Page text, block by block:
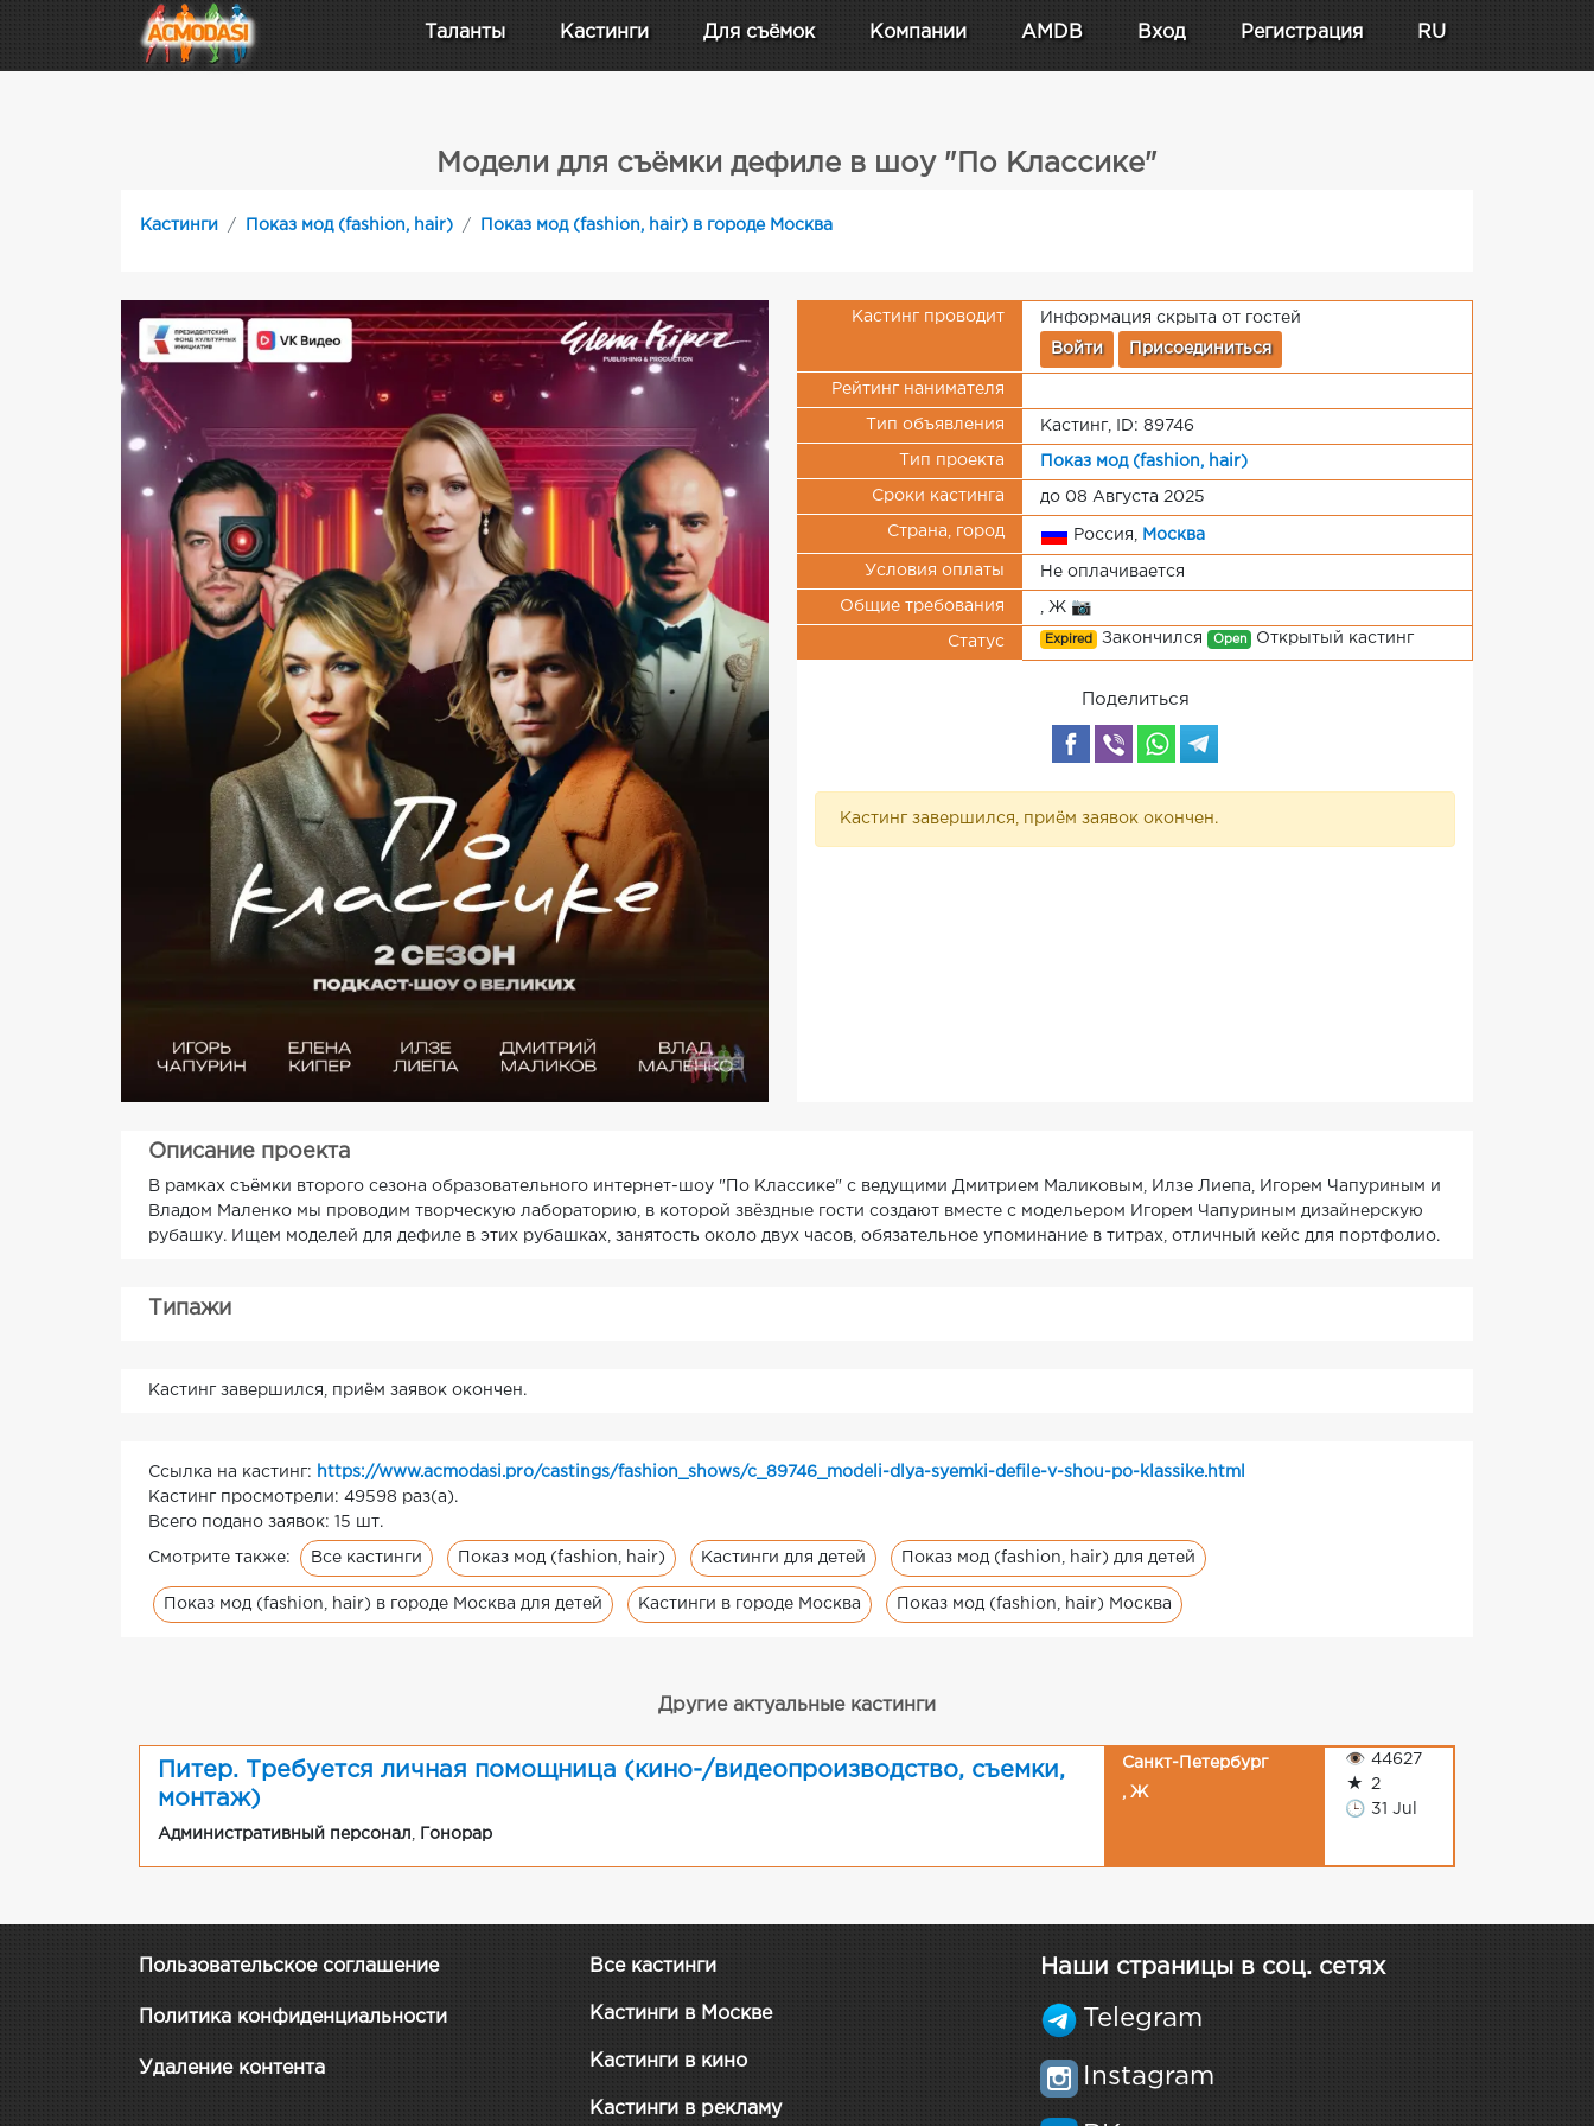
Таланты Кастинги Для съёмок Компании AMDB Вход Регистрация RU
Модели для съёмки дефиле в шоу "По Классике"
Кастинги Показ мод (fashion, hair) Показ мод (fashion, hair) в городе Москва
Кастинг проводит Информация скрыта от гостей
Войти Присоединиться
Рейтинг нанимателя
Тип объявления Кастинг, ID: 89746
Тип проекта Показ мод (fashion, hair)
Сроки кастинга до 08 Августа 2025
Страна, город Россия, Москва
Условия оплаты Не оплачивается
Общие требования , Ж 📷
Статус Expired Закончился Open Открытый кастинг
Поделиться
Кастинг завершился, приём заявок окончен.
Описание проекта
В рамках съёмки второго сезона образовательного интернет-шоу "По Классике" с ведущими Дмитрием Маликовым, Илзе Лиепа, Игорем Чапуриным и
Владом Маленко мы проводим творческую лабораторию, в которой звёздные гости создают вместе с модельером Игорем Чапуриным дизайнерскую
рубашку. Ищем моделей для дефиле в этих рубашках, занятость около двух часов, обязательное упоминание в титрах, отличный кейс для портфолио.
Типажи
Кастинг завершился, приём заявок окончен.
Ссылка на кастинг: https://www.acmodasi.pro/castings/fashion_shows/c_89746_modeli-dlya-syemki-defile-v-shou-po-klassike.html
Кастинг просмотрели: 49598 раз(а).
Всего подано заявок: 15 шт.
Смотрите также: Все кастинги Показ мод (fashion, hair) Кастинги для детей Показ мод (fashion, hair) для детей
Показ мод (fashion, hair) в городе Москва для детей Кастинги в городе Москва Показ мод (fashion, hair) Москва
Другие актуальные кастинги
Питер. Требуется личная помощница (кино-/видеопроизводство, съемки,
монтаж)
Административный персонал Гонорар
Санкт-Петербург
, Ж
👁 44627
★
2
🕒 31 Jul
Пользовательское соглашение
Политика конфиденциальности
Удаление контента
Все кастинги
Кастинги в Москве
Кастинги в кино
Кастинги в рекламу
Наши страницы в соц. сетях
Telegram
Instagram